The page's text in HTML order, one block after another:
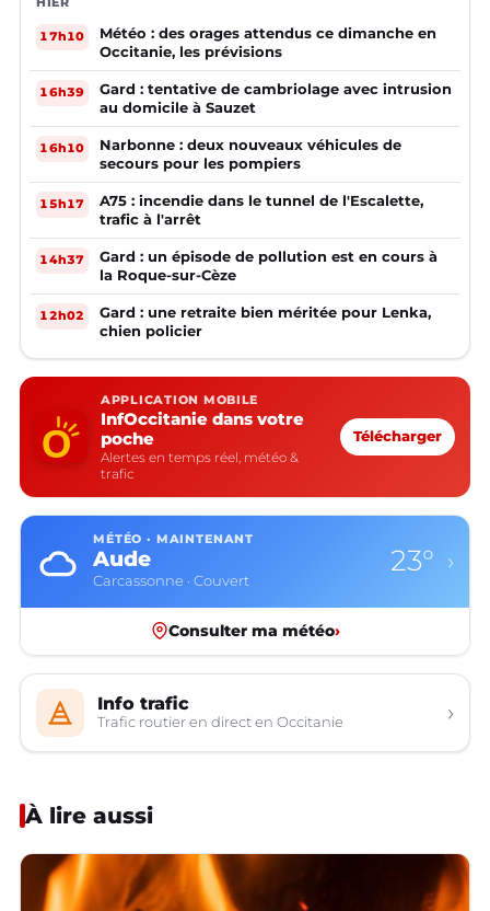
17h10
Météo : des orages attendus ce dimanche en
Occitanie, les prévisions
16h39
Gard : tentative de cambriolage avec intrusion
au domicile à Sauzet
16h10
Narbonne : deux nouveaux véhicules de
secours pour les pompiers
15h17
A75 : incendie dans le tunnel de l'Escalette,
trafic à l'arrêt
14h37
Gard : un épisode de pollution est en cours à
la Roque-sur-Cèze
12h02
Gard : une retraite bien méritée pour Lenka,
chien policier
APPLICATION MOBILE
InfOccitanie dans votre
poche
Alertes en temps réel, météo &
trafic
Télécharger
MÉTÉO · MAINTENANT
Aude
Carcassonne · Couvert
23° ›
Consulter ma météo›
Info trafic
Trafic routier en direct en Occitanie ›
À lire aussi